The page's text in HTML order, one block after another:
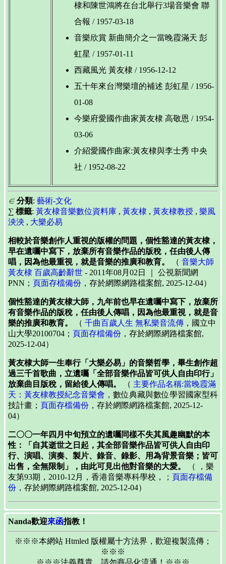
棣和陳世鴻將在台北舉行3場音樂會 聯
合報 / 1957-03-18
音樂欣賞 新曲簡介之一當晚霞滿天 彭
虹星 / 1957-01-11
西藏風光 黃友棣 / 1956-12-12
五十年來台灣樂壇的補述 彭虹星 / 1956-
01-08
今樂府愛國作曲家黃友棣 高敬恩 / 1954-
03-06
介紹愛國作曲家:黃友棣與李士秀 中央
社 / 1952-08-22
∈ 分類: 藝術-文化
∑ 標籤: 黃友棣音樂數位資料庫 , 黃友棣 , 黃友棣教授 , 樂風
泱泱 , 大樂必易
相較於音樂創作人重視的版權的問題，個性豁達的黃友棣，
早在遺囑中寫下，放棄所有音樂作品的版稅，任由後人傳
唱，因為他最重視，就是音樂的推廣和教育。
（ 音樂大師
黃友棣 百歲高齡辭世 - 2011年08月02日 ｜ 公視新聞網
PNN； 頁面存檔備份 ，存於網際網路檔案館, 2025-12-04）
個性豁達的黃友棣大師，九年前也早在遺囑中寫下，放棄所
有音樂作品的版稅，任由後人傳唱，因為他最重視，就是音
樂的推廣和教育。
（ 千曲百歲人生 無私樂音流傳 ，國立中
山大學20100704； 頁面存檔備份 ，存於網際網路檔案館,
2025-12-04）
黃友棣大師一生奉行「大樂必易」的音樂哲學，畢生創作超
過三千首歌曲，立遺囑「全部音樂作品皆可供人自由印行」
放棄曲目版稅，留給後人傳唱。
（ 主要作品名稱:當晚霞滿
天：黃友棣教授紀念音樂會 ，數位典藏與數位學習國家型科
技計畫； 頁面存檔備份 ，存於網際網路檔案館, 2025-12-
04）
二〇〇一年四月中旬預立的遺囑同樣不失其風趣幽默的本
性：「自其逝世之日起，其全部音樂作品皆可供人自由印
行、演唱、演奏、製片、錄音、錄影、用為背景音樂；皆可
出售，全無限制」，由此可見出他對音樂的大愛。
（
，樂
友第93期，2010-12月，香港音樂專科學校，； 頁面存檔備
份 ，存於網際網路檔案館, 2025-12-04）
Nanda歡迎來函指教！
※※※本網站 Htmled 版權屬十方法界，歡迎複製流傳；
※※※